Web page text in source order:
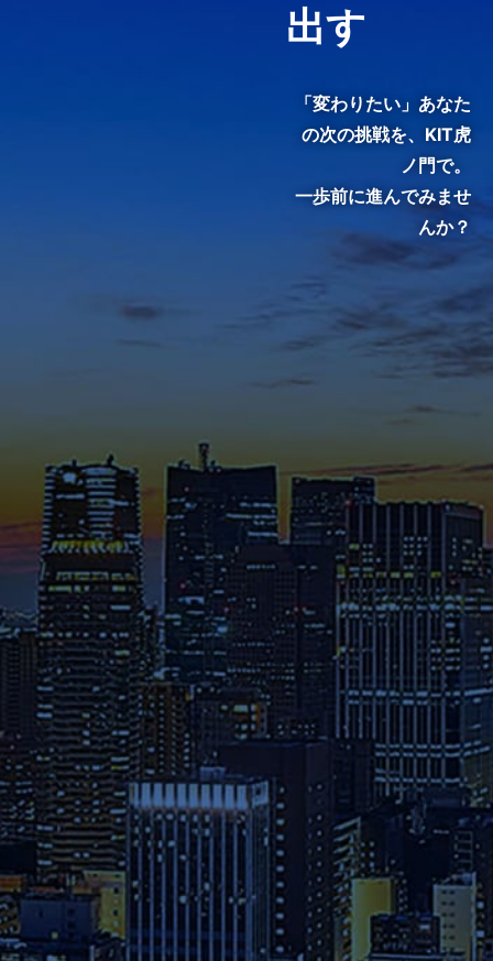
囲気やキャンパスの熱気を感じ
これまでに様々なメディアで紹
介された在学生や修了生の声、
さらには教員のメッセージ等を
ご覧ください。
募集要項
本学へのご出願を検討されてい
る方は、お早めに出願期間・試
験日程・提出書類・納入金など
の詳細をご確認ください。
資料請求
出す
「変わりたい」あなた
の次の挑戦を、 KIT虎
ノ門で。
一歩前に進んでみませ
んか？